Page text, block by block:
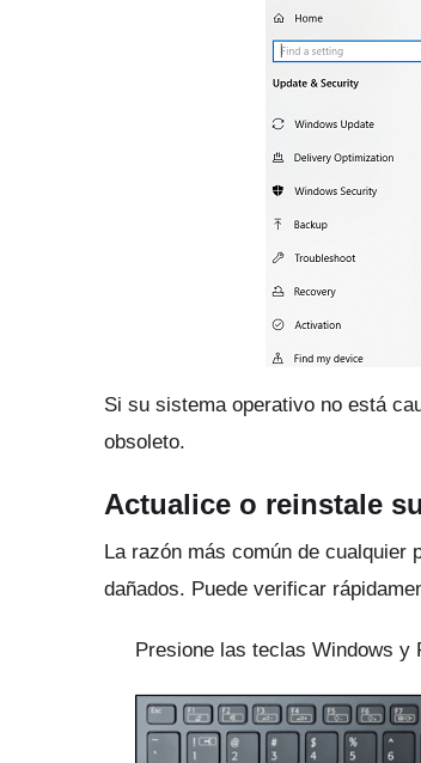
Si su sistema operativo no está
obsoleto.
Actualice o reinstale
La razón más común de cualquier
dañados. Puede verificar
Presione las teclas Windows y